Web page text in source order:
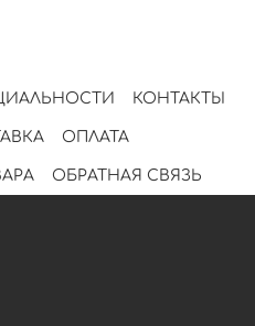
КОНТАКТЫ
ОПЛАТА
ОБРАТНАЯ СВЯЗЬ